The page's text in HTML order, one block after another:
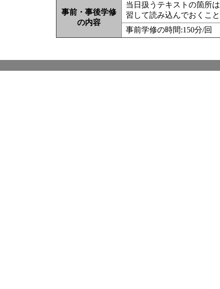
事前・事後学修
の内容
当日扱うテキストの箇所
習して読み込んでおくこ
事前学修の時間:150分/